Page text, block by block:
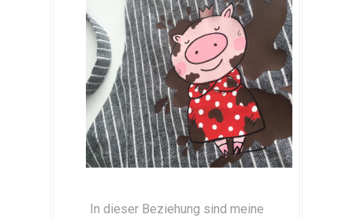
In dieser Beziehung sind meine